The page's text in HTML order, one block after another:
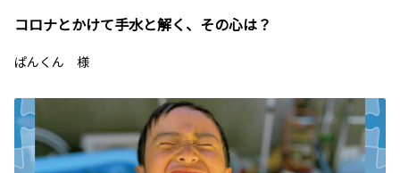
コロナとかけて手水と解く、その心は？
ぱんくん 様